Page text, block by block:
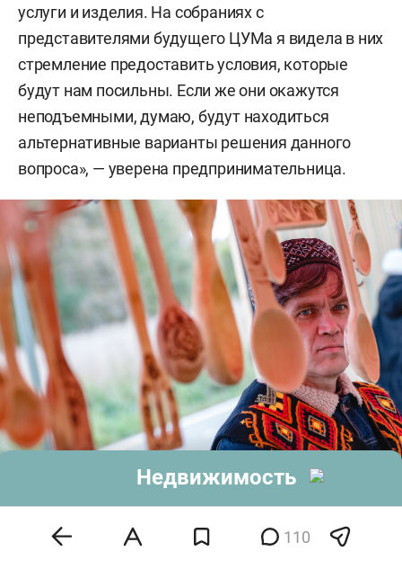
услуги и изделия. На собраниях с
представителями будущего ЦУМа я видела в них
стремление предоставить условия, которые
будут нам посильны. Если же они окажутся
неподъемными, думаю, будут находиться
альтернативные варианты решения данного
вопроса», — уверена предпринимательница.
«Ремесленники, которые будут в ЦУМе, в основном представители
Фото: «БИЗНЕС Online»
110
Недвижимость